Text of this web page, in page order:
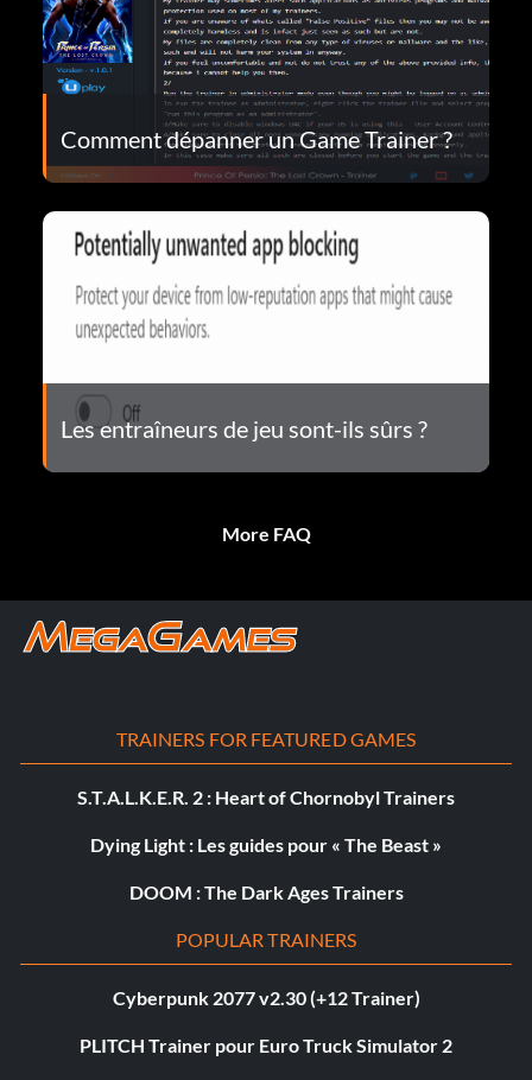
Comment dépanner un Game Trainer ?
Les entraîneurs de jeu sont-ils sûrs ?
More FAQ
TRAINERS FOR FEATURED GAMES
S.T.A.L.K.E.R. 2 : Heart of Chornobyl Trainers
Dying Light : Les guides pour « The Beast »
DOOM : The Dark Ages Trainers
POPULAR TRAINERS
Cyberpunk 2077 v2.30 (+12 Trainer)
PLITCH Trainer pour Euro Truck Simulator 2